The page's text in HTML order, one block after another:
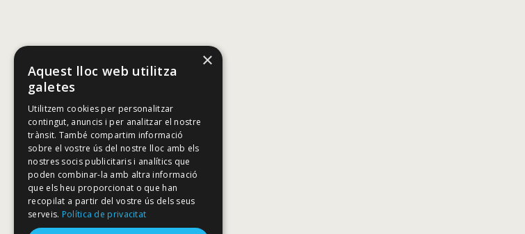
×
Aquest lloc web utilitza
galetes
Utilitzem cookies per personalitzar
contingut, anuncis i per analitzar el nostre
trànsit. També compartim informació
sobre el vostre ús del nostre lloc amb els
nostres socis publicitaris i analítics que
poden combinar-la amb altra informació
que els heu proporcionat o que han
recopilat a partir del vostre ús dels seus
serveis. Política de privacitat